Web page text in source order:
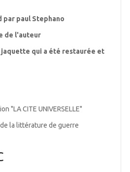
par paul Stephano
de l'auteur
jaquette qui a été restaurée et
"LA CITE UNIVERSELLE"
la littérature de guerre